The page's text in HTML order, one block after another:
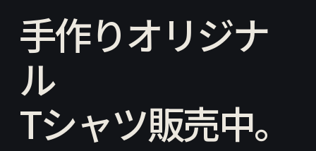
手作りオリジナ
ル
Tシャツ販売中。